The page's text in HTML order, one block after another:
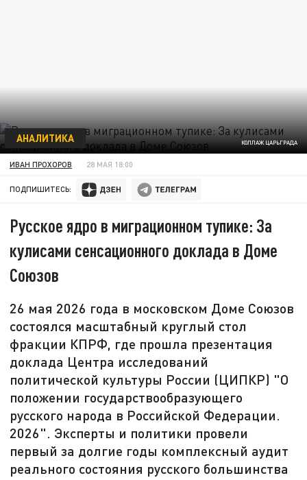
КОЛЛАЖ ЦАРЬГРАДА
АНАЛИТИКА
ИВАН ПРОХОРОВ 28 МАЯ 18:00
ПОДПИШИТЕСЬ:
Русское ядро в миграционном тупике: За
кулисами сенсационного доклада в Доме
Союзов
26 мая 2026 года в московском Доме Союзов
состоялся масштабный круглый стол
фракции КПРФ, где прошла презентация
доклада Центра исследований
политической культуры России (ЦИПКР) "О
положении государствообразующего
русского народа в Российской Федерации.
2026". Эксперты и политики провели
первый за долгие годы комплексный аудит
реального состояния русского большинства